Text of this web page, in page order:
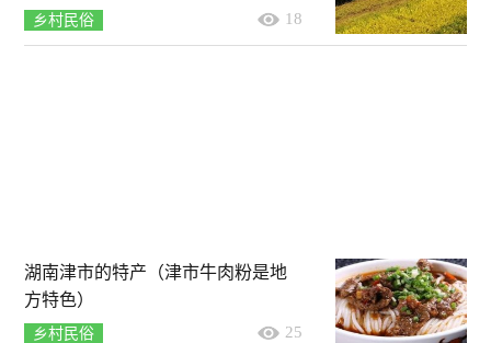
乡村民俗 18
湖南津市的特产（津市牛肉粉是地
方特色）
乡村民俗 25